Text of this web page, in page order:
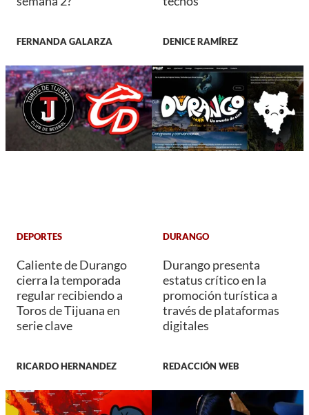
FERNANDA GALARZA DENICE RAMÍREZ
DEPORTES
Caliente de Durango
cierra la temporada
regular recibiendo a
Toros de Tijuana en
serie clave
RICARDO HERNANDEZ
DURANGO
Durango presenta
estatus crítico en la
promoción turística a
través de plataformas
digitales
REDACCIÓN WEB